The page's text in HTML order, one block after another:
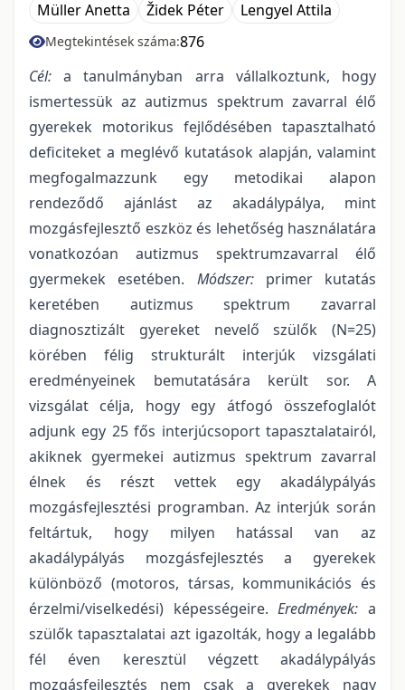
Müller Anetta Židek Péter Lengyel Attila
Megtekintések száma:876
Cél: a tanulmányban arra vállalkoztunk, hogy
ismertessük az autizmus spektrum zavarral élő
gyerekek motorikus fejlődésében tapasztalható
deficiteket a meglévő kutatások alapján, valamint
megfogalmazzunk egy metodikai alapon
rendeződő ajánlást az akadálypálya, mint
mozgásfejlesztő eszköz és lehetőség használatára
vonatkozóan autizmus spektrumzavarral élő
gyermekek esetében. Módszer:primer kutatás
keretében autizmus spektrum zavarral
diagnosztizált gyereket nevelő szülők (N=25)
körében félig strukturált interjúk vizsgálati
eredményeinek bemutatására került sor. A
vizsgálat célja, hogy egy átfogó összefoglalót
adjunk egy 25 fős interjúcsoport tapasztalatairól,
akiknek gyermekei autizmus spektrum zavarral
élnek és részt vettek egy akadálypályás
mozgásfejlesztési programban. Az interjúk során
feltártuk, hogy milyen hatással van az
akadálypályás mozgásfejlesztés a gyerekek
különböző (motoros, társas, kommunikációs és
érzelmi/viselkedési) képességeire.Eredmények: a
szülők tapasztalatai azt igazolták, hogy a legalább
fél éven keresztül végzett akadálypályás
mozgásfejlesztés nem csak a gyerekek nagy